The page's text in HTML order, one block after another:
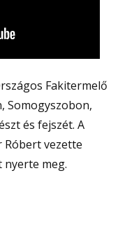
Fakitermelő
Somogyszobon,
és fejszét. A
Róbert vezette
nyerte meg.